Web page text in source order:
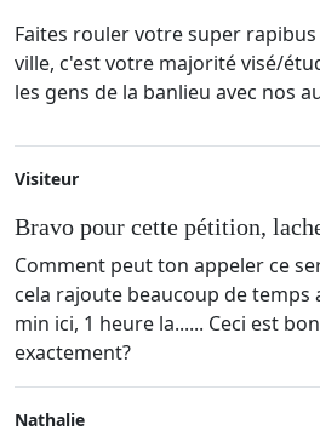
Faites rouler votre super
ville, c'est votre majorité visé/
les gens de la banlieu avec nos
Visiteur
Bravo pour cette pétition,
Comment peut ton appeler ce
cela rajoute beaucoup de
min ici, 1 heure la...... Ceci est
exactement?
Nathalie